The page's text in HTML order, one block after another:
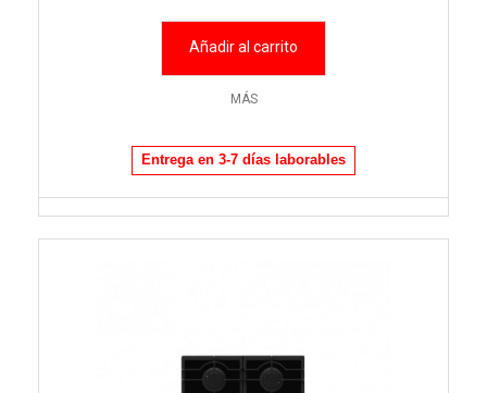
Añadir al carrito
MÁS
Entrega en 3-7 días laborables